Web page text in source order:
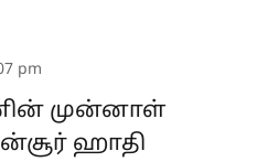
pm
முன்னாள்
ஹாதி